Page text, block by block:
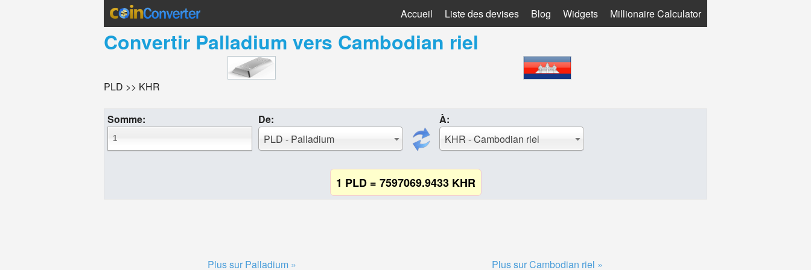
Accueil Liste des devises Blog Widgets Millionaire Calculator
Convertir Palladium vers Cambodian riel
PLD >> KHR
Somme:
De:
PLD - Palladium
À:
KHR - Cambodian riel
1 PLD = 7597069.9433 KHR
Plus sur Palladium » Plus sur Cambodian riel »